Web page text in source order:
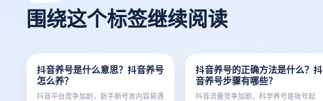
围绕这个标签继续阅读
抖音养号是什么意思？抖音养号
怎么养？
抖音平台竞争加剧，新手新号发内容易遇
抖音养号的正确方法是什么？抖
音养号步骤有哪些？
抖音流量竞争加剧，科学养号是账号起